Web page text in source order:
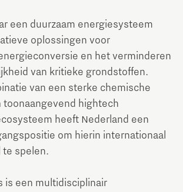
een duurzaam energiesysteem
oplossingen voor
en het verminderen
van kritieke grondstoffen.
van een sterke chemische
toonaangevend hightech
heeft Nederland een
om hierin internationaal
te spelen.
is een multidisciplinair